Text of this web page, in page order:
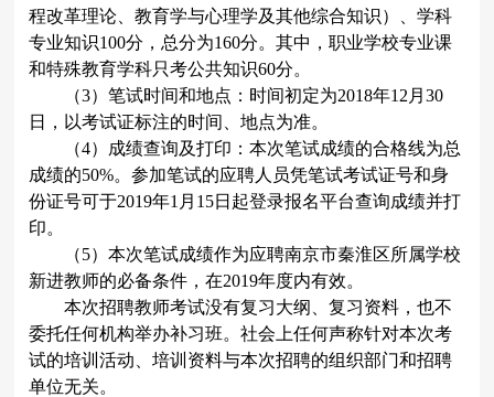
程改革理论、教育学与心理学及其他综合知识）、学科
专业知识100分，总分为160分。其中，职业学校专业课
和特殊教育学科只考公共知识60分。
（3）笔试时间和地点：时间初定为2018年12 月30
日，以考试证标注的时间、地点为准。
（4）成绩查询及打印：本次笔试成绩的合格线为总
成绩的50%。参加笔试的应聘人员凭笔试考试证号和身
份证号可于2019年1 月 15日起登录报名平台查询成绩并打
印。
（5）本次笔试成绩作为应聘南京市秦淮区所属学校
新进教师的必备条件，在2019年度内有效。
本次招聘教师考试没有复习大纲、复习资料，也不
委托任何机构举办补习班。社会上任何声称针对本次考
试的培训活动、培训资料与本次招聘的组织部门和招聘
单位无关。